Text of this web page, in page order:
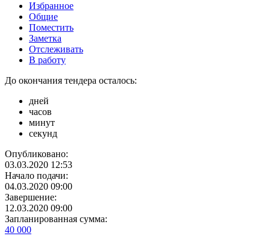
Избранное
Общие
Поместить
Заметка
Отслеживать
В работу
До окончания тендера осталось:
дней
часов
минут
секунд
Опубликовано:
03.03.2020 12:53
Начало подачи:
04.03.2020 09:00
Завершение:
12.03.2020 09:00
Запланированная сумма:
40 000